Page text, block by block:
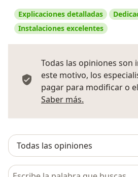
Explicaciones detalladas
Instalaciones excelentes
Todas las opiniones
este motivo, los
pagar para modificar o
Saber más.
Busca en opiniones